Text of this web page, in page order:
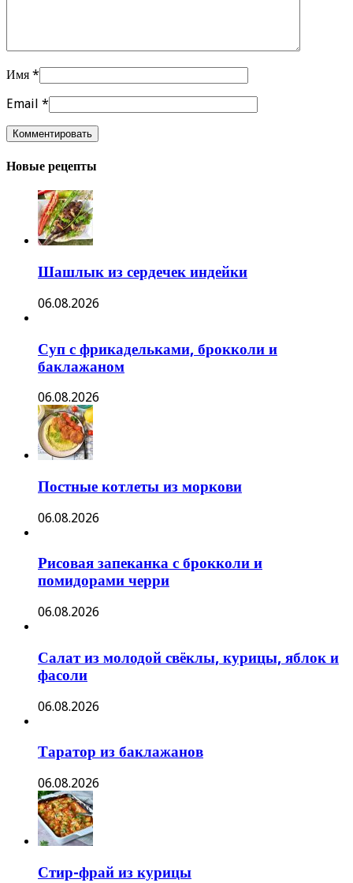
Имя *
Email *
Новые рецепты
Шашлык из сердечек индейки
06.08.2026
Суп с фрикадельками, брокколи и
баклажаном
06.08.2026
Постные котлеты из моркови
06.08.2026
Рисовая запеканка с брокколи и
помидорами черри
06.08.2026
Салат из молодой свёклы, курицы, яблок и
фасоли
06.08.2026
Таратор из баклажанов
06.08.2026
Стир-фрай из курицы